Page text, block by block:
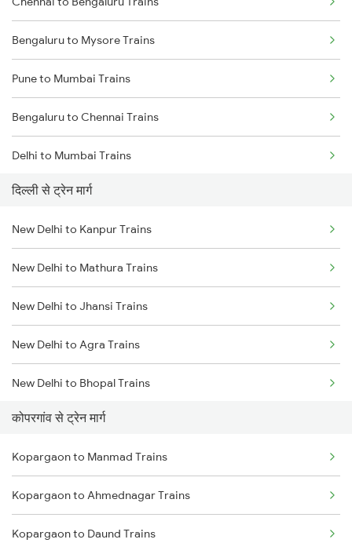
Bengaluru to Mysore Trains
Pune to Mumbai Trains
Bengaluru to Chennai Trains
Delhi to Mumbai Trains
Mumbai to Pune Trains
Delhi to Jammu Trains
Mumbai to Delhi Trains
Mumbai to Goa Trains
Chennai to Coimbatore Trains
दिल्ली से ट्रेन मार्ग
New Delhi to Kanpur Trains
New Delhi to Mathura Trains
New Delhi to Jhansi Trains
New Delhi to Agra Trains
New Delhi to Bhopal Trains
New Delhi to Mughal Sarai Trains
कोपरगांव से ट्रेन मार्ग
Kopargaon to Manmad Trains
Kopargaon to Ahmednagar Trains
Kopargaon to Daund Trains